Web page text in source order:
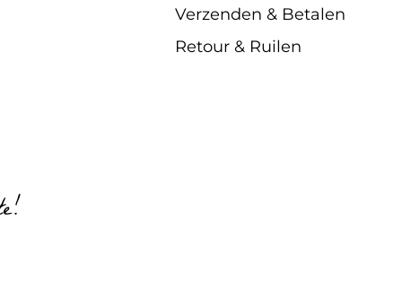
Verzenden & Betalen
Retour & Ruilen